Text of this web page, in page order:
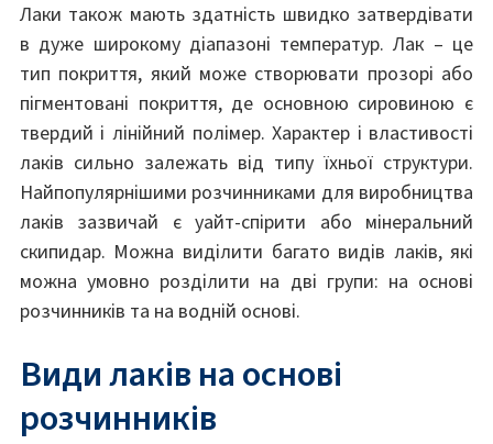
Лаки також мають здатність швидко затвердівати
в дуже широкому діапазоні температур. Лак – це
тип покриття, який може створювати прозорі або
пігментовані покриття, де основною сировиною є
твердий і лінійний полімер. Характер і властивості
лаків сильно залежать від типу їхньої структури.
Найпопулярнішими розчинниками для виробництва
лаків зазвичай є уайт-спірити або мінеральний
скипидар. Можна виділити багато видів лаків, які
можна умовно розділити на дві групи: на основі
розчинників та на водній основі.
Види лаків на основі
розчинників